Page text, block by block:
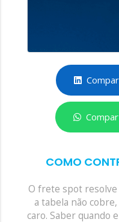
COMO
O frete spot resolve
a tabela não
caro. Saber quando